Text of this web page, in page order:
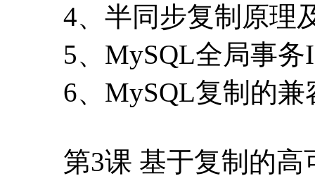
4、半同步复制原理
5、MySQL全局事务
6、MySQL复制的兼
第3课 基于复制的高